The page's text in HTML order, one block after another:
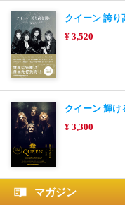
クイーン 誇り
¥ 3,520
クイーン 輝け
¥ 3,300
マガジン